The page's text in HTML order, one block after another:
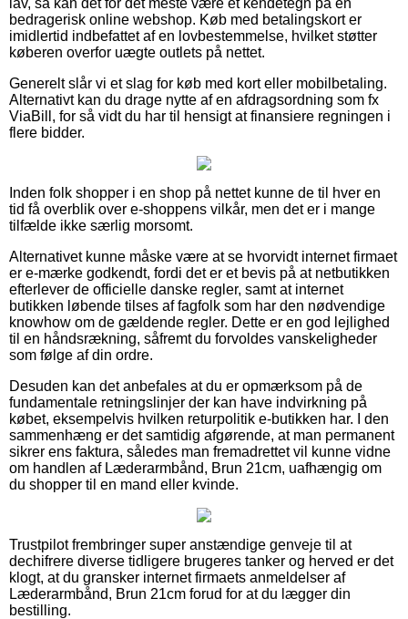
bedragerisk online webshop. Køb med betalingskort er
imidlertid indbefattet af en lovbestemmelse, hvilket støtter
køberen overfor uægte outlets på nettet.
Generelt slår vi et slag for køb med kort eller mobilbetaling.
Alternativt kan du drage nytte af en afdragsordning som fx
ViaBill, for så vidt du har til hensigt at finansiere regningen i
flere bidder.
Inden folk shopper i en shop på nettet kunne de til hver en
tid få overblik over e-shoppens vilkår, men det er i mange
tilfælde ikke særlig morsomt.
Alternativet kunne måske være at se hvorvidt internet firmaet
er e-mærke godkendt, fordi det er et bevis på at netbutikken
efterlever de officielle danske regler, samt at internet
butikken løbende tilses af fagfolk som har den nødvendige
knowhow om de gældende regler. Dette er en god lejlighed
til en håndsrækning, såfremt du forvoldes vanskeligheder
som følge af din ordre.
Desuden kan det anbefales at du er opmærksom på de
fundamentale retningslinjer der kan have indvirkning på
købet, eksempelvis hvilken returpolitik e-butikken har. I den
sammenhæng er det samtidig afgørende, at man permanent
sikrer ens faktura, således man fremadrettet vil kunne vidne
om handlen af Læderarmbånd, Brun 21cm, uafhængig om
du shopper til en mand eller kvinde.
Trustpilot frembringer super anstændige genveje til at
dechifrere diverse tidligere brugeres tanker og herved er det
klogt, at du gransker internet firmaets anmeldelser af
Læderarmbånd, Brun 21cm forud for at du lægger din
bestilling.